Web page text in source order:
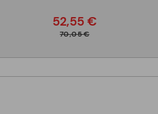
52,55 €
70,05 €